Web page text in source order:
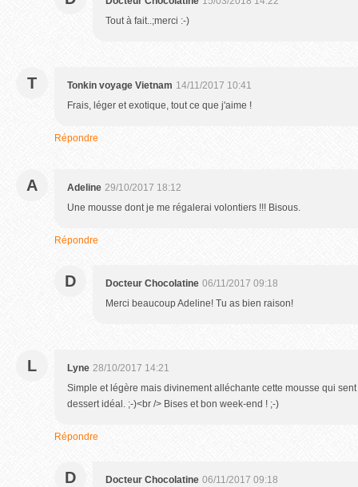
Tout à fait..;merci :-)
T Tonkin voyage Vietnam 14/11/2017 10:41
Frais, léger et exotique, tout ce que j'aime !
Répondre
A Adeline 29/10/2017 18:12
Une mousse dont je me régalerai volontiers !!! Bisous.
Répondre
D Docteur Chocolatine 06/11/2017 09:18
Merci beaucoup Adeline! Tu as bien raison!
L Lyne 28/10/2017 14:21
Simple et légère mais divinement alléchante cette mousse qui
dessert idéal. ;-)<br /> Bises et bon week-end ! ;-)
Répondre
D Docteur Chocolatine 06/11/2017 09:18